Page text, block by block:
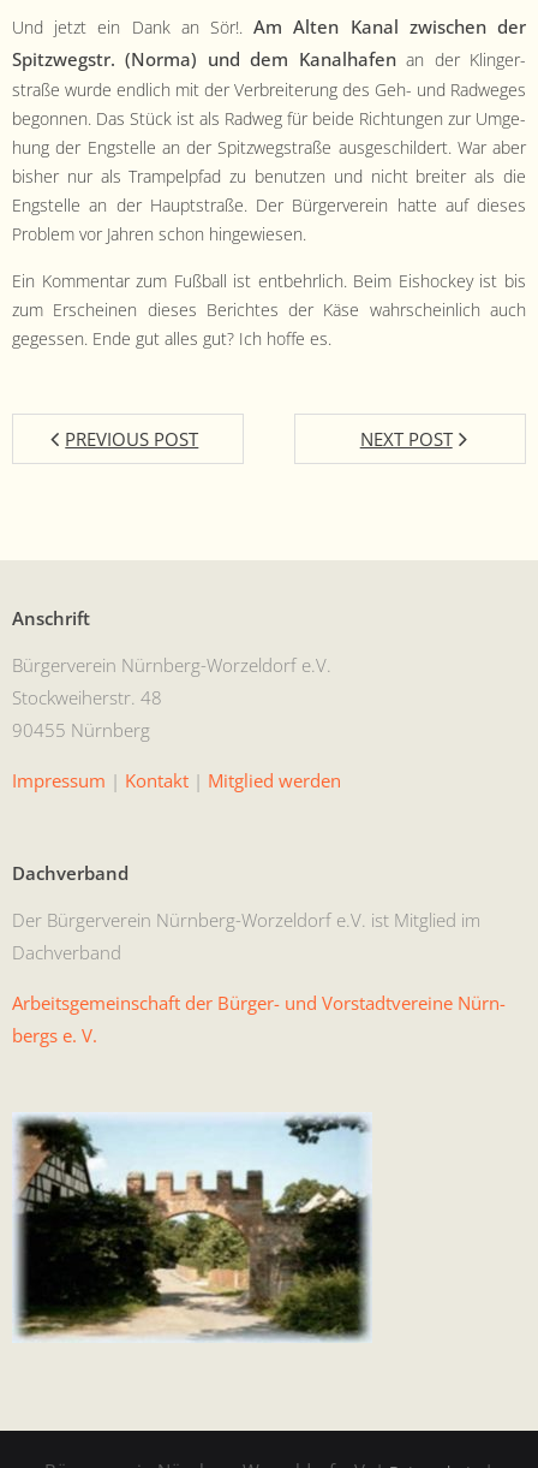
Und jet­zt ein Dank an Sör!.Am Alten Kanal zwis­chen der
Spitzwegstr. (Nor­ma) und dem Kanal­hafenan der Klinger­
straße wurde endlich mit der Ver­bre­iterung des Geh- und Rad­weges
begonnen. Das Stück ist als Rad­weg für bei­de Rich­tun­gen zur Umge­
hung der Eng­stelle an der Spitzwegstraße aus­geschildert. War aber
bish­er nur als Tram­pelp­fad zu benutzen und nicht bre­it­er als die
Eng­stelle an der Haupt­straße. Der Bürg­ervere­in hat­te auf dieses
Prob­lem vor Jahren schon hingewiesen.
Ein Kom­men­tar zum Fußball ist ent­behrlich. Beim Eishock­ey ist bis
zum Erscheinen dieses Bericht­es der Käse wahrschein­lich auch
gegessen. Ende gut alles gut? Ich hoffe es.
PREVIOUS POST NEXT POST
Anschrift
Bürg­ervere­in Nürn­berg-Worzel­dorf e.V.
Stock­wei­her­str. 48
90455 Nürnberg
Impres­sum | Kon­takt | Mit­glied werden
Dachverband
Der Bürg­ervere­in Nürn­berg-Worzel­dorf e.V. ist Mit­glied im
Dachverband
Arbeits­ge­mein­schaft der Bürg­er- und Vorstadtvere­ine Nürn­
bergs e. V.